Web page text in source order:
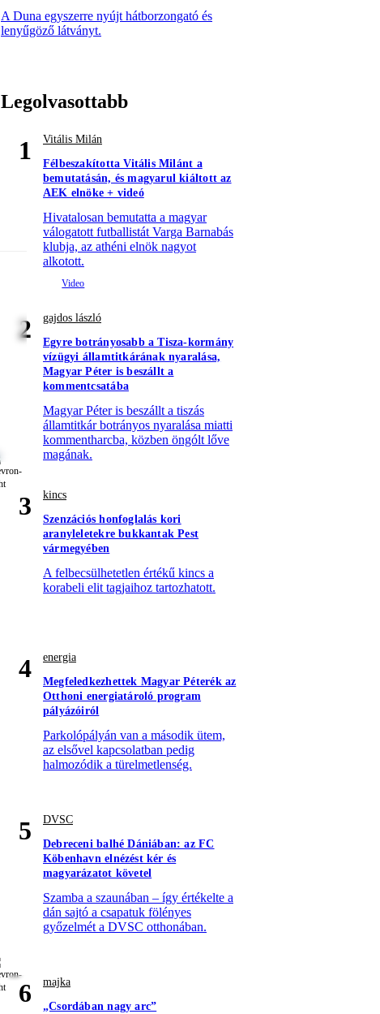
A Duna egyszerre nyújt hátborzongató és
lenyűgöző látványt.
Legolvasottabb
1
Vitális Milán
Félbeszakította Vitális Milánt a
bemutatásán, és magyarul kiáltott az
AEK elnöke + videó
Hivatalosan bemutatta a magyar
válogatott futballistát Varga Barnabás
klubja, az athéni elnök nagyot
alkotott.
2
gajdos lászló
Egyre botrányosabb a Tisza-kormány
vízügyi államtitkárának nyaralása,
Magyar Péter is beszállt a
kommentcsatába
Magyar Péter is beszállt a tiszás
államtitkár botrányos nyaralása miatti
kommentharcba, közben öngólt lőve
magának.
3
kincs
Szenzációs honfoglalás kori
aranyleletekre bukkantak Pest
vármegyében
A felbecsülhetetlen értékű kincs a
korabeli elit tagjaihoz tartozhatott.
4
energia
Megfeledkezhettek Magyar Péterék az
Otthoni energiatároló program
pályázóiról
Parkolópályán van a második ütem,
az elsővel kapcsolatban pedig
halmozódik a türelmetlenség.
5
DVSC
Debreceni balhé Dániában: az FC
Köbenhavn elnézést kér és
magyarázatot követel
Szamba a szaunában – így értékelte a
dán sajtó a csapatuk fölényes
győzelmét a DVSC otthonában.
6
majka
„Csordában nagy arc”